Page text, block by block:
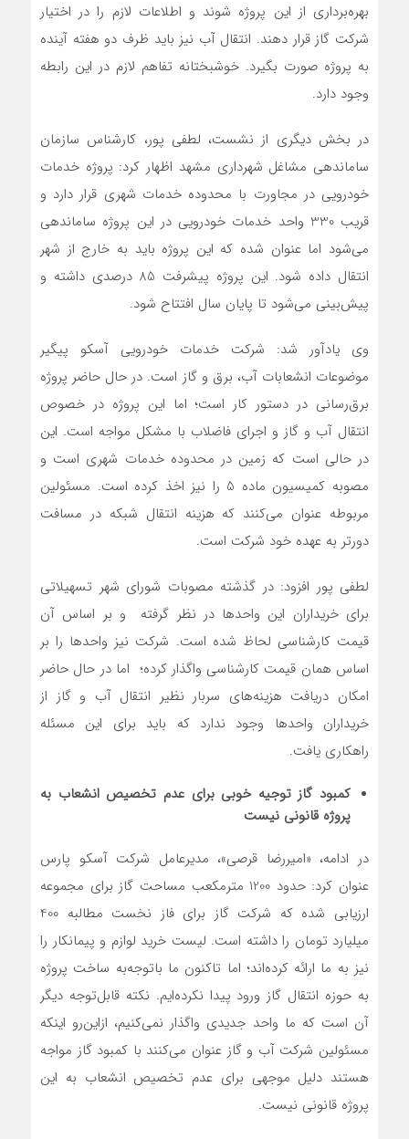
بهره‌برداری از این پروژه شوند و اطلاعات لازم را در اختیار
شرکت گاز قرار دهند. انتقال آب نیز باید ظرف دو هفته آینده
به پروژه صورت بگیرد. خوشبختانه تفاهم لازم در این رابطه
وجود دارد.
در بخش دیگری از نشست، لطفی پور، کارشناس سازمان
ساماندهی مشاغل شهرداری مشهد اظهار کرد: پروژه خدمات
خودرویی در مجاورت با محدوده خدمات شهری قرار دارد و
قریب 330 واحد خدمات خودرویی در این پروژه ساماندهی
می‌شود اما عنوان شده که این پروژه باید به خارج از شهر
انتقال داده شود. این پروژه پیشرفت 85 درصدی داشته و
پیش‌بینی می‌شود تا پایان سال افتتاح شود.
وی یادآور شد: شرکت خدمات خودرویی آسکو پیگیر
موضوعات انشعابات آب، برق و گاز است. در حال حاضر پروژه
برق‌رسانی در دستور کار است؛ اما این پروژه در خصوص
انتقال آب و گاز و اجرای فاضلاب با مشکل مواجه است. این
در حالی است که زمین در محدوده خدمات شهری است و
مصوبه کمیسیون ماده 5 را نیز اخذ کرده است. مسئولین
مربوطه عنوان می‌کنند که هزینه انتقال شبکه در مسافت
دورتر به عهده خود شرکت است.
لطفی پور افزود: در گذشته مصوبات شورای شهر تسهیلاتی
برای خریداران این واحدها در نظر گرفته و بر اساس آن
قیمت کارشناسی لحاظ شده است. شرکت نیز واحدها را بر
اساس همان قیمت کارشناسی واگذار کرده؛ اما در حال حاضر
امکان دریافت هزینه‌های سربار نظیر انتقال آب و گاز از
خریداران واحدها وجود ندارد که باید برای این مسئله
راهکاری یافت.
کمبود گاز توجیه خوبی برای عدم تخصیص انشعاب به
پروژه قانونی نیست
در ادامه، «امیررضا قرصی»، مدیرعامل شرکت آسکو پارس
عنوان کرد: حدود 1200 مترمکعب مساحت گاز برای مجموعه
ارزیابی شده که شرکت گاز برای فاز نخست مطالبه 400
میلیارد تومان را داشته است. لیست خرید لوازم و پیمانکار را
نیز به ما ارائه کرده‌اند؛ اما تاکنون ما باتوجه‌به ساخت پروژه
به حوزه انتقال گاز ورود پیدا نکرده‌ایم. نکته قابل‌توجه دیگر
آن است که ما واحد جدیدی واگذار نمی‌کنیم، ازاین‌رو اینکه
مسئولین شرکت آب و گاز عنوان می‌کنند با کمبود گاز مواجه
هستند دلیل موجهی برای عدم تخصیص انشعاب به این
پروژه قانونی نیست.